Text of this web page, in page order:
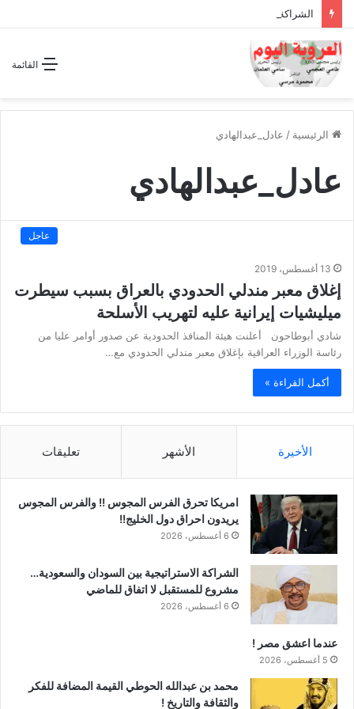
القائمة
الرئيسية / عادل_عبدالهادي
عادل_عبدالهادي
عاجل
13 أغسطس، 2019
إغلاق معبر مندلي الحدودي بالعراق بسبب سيطرت
ميليشيات إيرانية عليه لتهريب الأسلحة
شادي أبوطاحون أعلنت هيئة المنافذ الحدودية عن صدور أوامر عليا من
رئاسة الوزراء العراقية بإغلاق معبر مندلي الحدودي مع…
أكمل القراءة »
الأخيرة الأشهر تعليقات
امريكا تحرق الفرس المجوس !! والفرس المجوس
يريدون احراق دول الخليج!!
6 أغسطس، 2026
الشراكة الاستراتيجية بين السودان والسعودية…
مشروع للمستقبل لا اتفاق للماضي
6 أغسطس، 2026
عندما اعشق مصر !
5 أغسطس، 2026
محمد بن عبدالله الحوطي القيمة المضافة للفكر
والثقافة والتاريخ !